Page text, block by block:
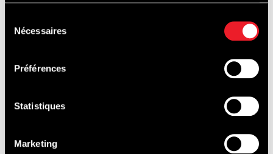
Nécessaires
Préférences
Statistiques
Marketing